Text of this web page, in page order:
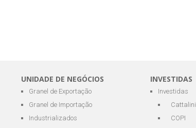
UNIDADE DE NEGÓCIOS
Granel de Exportação
Granel de Importação
Industrializados
INVESTIDAS
Investidas
Cattalini
COPI